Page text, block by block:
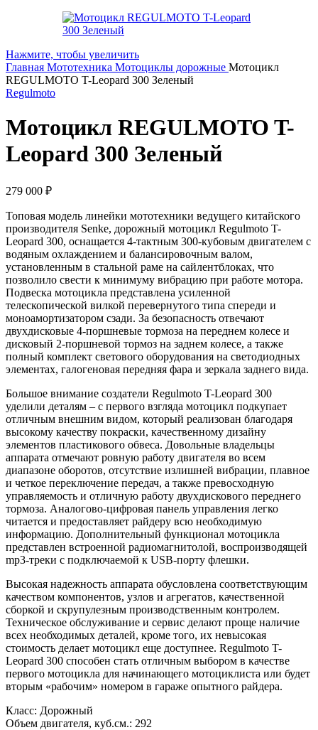
Нажмите, чтобы увеличить
Главная Мототехника Мотоциклы дорожные Мотоцикл
REGULMOTO T-Leopard 300 Зеленый
Regulmoto
Мотоцикл REGULMOTO T-
Leopard 300 Зеленый
279 000 ₽
Топовая модель линейки мототехники ведущего китайского
производителя Senke, дорожный мотоцикл Regulmoto T-
Leopard 300, оснащается 4-тактным 300-кубовым двигателем с
водяным охлаждением и балансировочным валом,
установленным в стальной раме на сайлентблоках, что
позволило свести к минимуму вибрацию при работе мотора.
Подвеска мотоцикла представлена усиленной
телескопической вилкой перевернутого типа спереди и
моноамортизатором сзади. За безопасность отвечают
двухдисковые 4-поршневые тормоза на переднем колесе и
дисковый 2-поршневой тормоз на заднем колесе, а также
полный комплект светового оборудования на светодиодных
элементах, галогеновая передняя фара и зеркала заднего вида.
Большое внимание создатели Regulmoto T-Leopard 300
уделили деталям – с первого взгляда мотоцикл подкупает
отличным внешним видом, который реализован благодаря
высокому качеству покраски, качественному дизайну
элементов пластикового обвеса. Довольные владельцы
аппарата отмечают ровную работу двигателя во всем
диапазоне оборотов, отсутствие излишней вибрации, плавное
и четкое переключение передач, а также превосходную
управляемость и отличную работу двухдискового переднего
тормоза. Аналогово-цифровая панель управления легко
читается и предоставляет райдеру всю необходимую
информацию. Дополнительный функционал мотоцикла
представлен встроенной радиомагнитолой, воспроизводящей
mp3-треки с подключаемой к USB-порту флешки.
Высокая надежность аппарата обусловлена соответствующим
качеством компонентов, узлов и агрегатов, качественной
сборкой и скрупулезным производственным контролем.
Техническое обслуживание и сервис делают проще наличие
всех необходимых деталей, кроме того, их невысокая
стоимость делает мотоцикл еще доступнее. Regulmoto T-
Leopard 300 способен стать отличным выбором в качестве
первого мотоцикла для начинающего мотоциклиста или будет
вторым «рабочим» номером в гараже опытного райдера.
Класс: Дорожный
Объем двигателя, куб.см.: 292